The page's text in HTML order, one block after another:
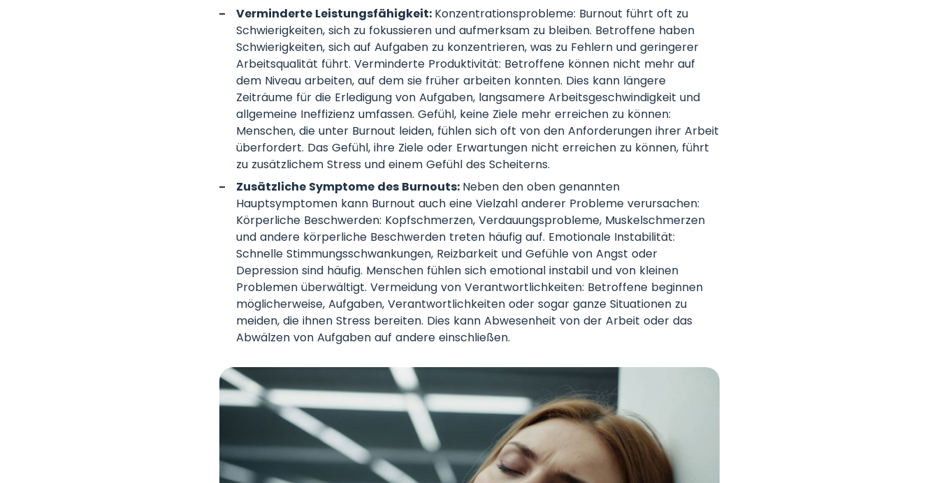
Verminderte Leistungsfähigkeit: Konzentrationsprobleme: Burnout führt oft zu
Schwierigkeiten, sich zu fokussieren und aufmerksam zu bleiben. Betroffene haben
Schwierigkeiten, sich auf Aufgaben zu konzentrieren, was zu Fehlern und geringerer
Arbeitsqualität führt. Verminderte Produktivität: Betroffene können nicht mehr auf
dem Niveau arbeiten, auf dem sie früher arbeiten konnten. Dies kann längere
Zeiträume für die Erledigung von Aufgaben, langsamere Arbeitsgeschwindigkeit und
allgemeine Ineffizienz umfassen. Gefühl, keine Ziele mehr erreichen zu können:
Menschen, die unter Burnout leiden, fühlen sich oft von den Anforderungen ihrer Arbeit
überfordert. Das Gefühl, ihre Ziele oder Erwartungen nicht erreichen zu können, führt
zu zusätzlichem Stress und einem Gefühl des Scheiterns.
Zusätzliche Symptome des Burnouts: Neben den oben genannten
Hauptsymptomen kann Burnout auch eine Vielzahl anderer Probleme verursachen:
Körperliche Beschwerden: Kopfschmerzen, Verdauungsprobleme, Muskelschmerzen
und andere körperliche Beschwerden treten häufig auf. Emotionale Instabilität:
Schnelle Stimmungsschwankungen, Reizbarkeit und Gefühle von Angst oder
Depression sind häufig. Menschen fühlen sich emotional instabil und von kleinen
Problemen überwältigt. Vermeidung von Verantwortlichkeiten: Betroffene beginnen
möglicherweise, Aufgaben, Verantwortlichkeiten oder sogar ganze Situationen zu
meiden, die ihnen Stress bereiten. Dies kann Abwesenheit von der Arbeit oder das
Abwälzen von Aufgaben auf andere einschließen.